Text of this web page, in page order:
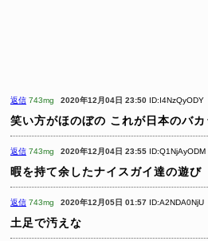
返信 743mg 2020年12月04日 23:50 ID:I4NzQyODY
笑い方がほのぼの これが日本のバ
返信 743mg 2020年12月04日 23:55 ID:Q1NjAyODM
暇を持て余したナイスガイ達の遊び
返信 743mg 2020年12月05日 01:57 ID:A2NDA0NjU
土足で汚えな